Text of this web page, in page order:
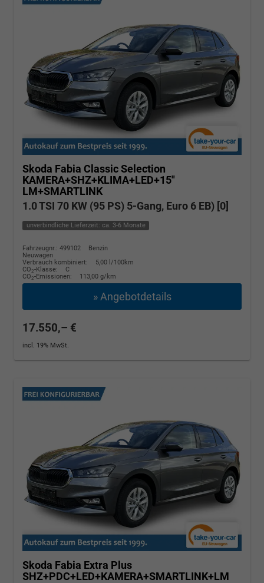
Skoda Fabia Classic Selection
KAMERA+SHZ+KLIMA+LED+15"
LM+SMARTLINK
1.0 TSI 70 KW (95 PS) 5-Gang, Euro 6 EB) [0]
unverbindliche Lieferzeit: ca. 3-6 Monate
Fahrzeugnr.: 499102
Benzin
Neuwagen
Verbrauch kombiniert:
5,00 l/100km
CO2-Klasse:
C
CO2-Emissionen: 113,00 g/km
» Angebotdetails
17.550,– €
incl. 19% MwSt.
Skoda Fabia Extra Plus
SHZ+PDC+LED+KAMERA+SMARTLINK+LM